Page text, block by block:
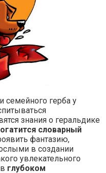
семейного герба у
знания о геральдике
словарный
фантазию,
в создании
увлекательного
глубоком